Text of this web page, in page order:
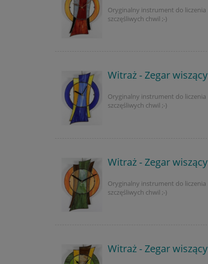
Oryginalny instrument do liczenia
szczęśliwych chwil ;-)
Witraż - Zegar wiszący
Oryginalny instrument do liczenia
szczęśliwych chwil ;-)
Witraż - Zegar wiszący
Oryginalny instrument do liczenia
szczęśliwych chwil ;-)
Witraż - Zegar wiszący